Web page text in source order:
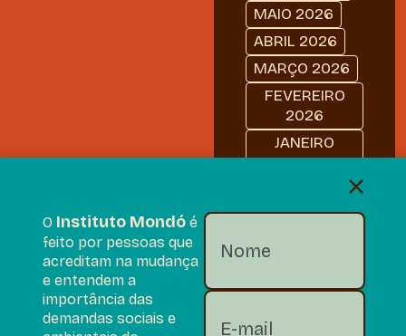
MAIO 2026
ABRIL 2026
MARÇO 2026
FEVEREIRO
2026
JANEIRO
2026
2025
OUTUBRO
SETEMBRO
O Instituto Mondó é
feito por pessoas que
acreditam na mudança
e entendem a
importância das
demandas sociais e